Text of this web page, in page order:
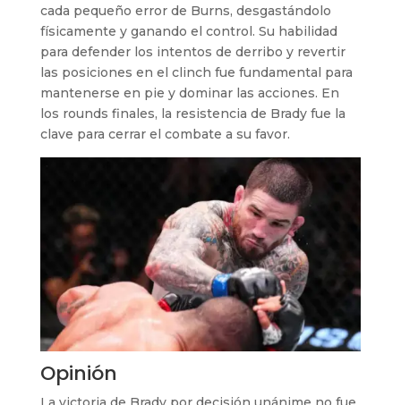
cada pequeño error de Burns, desgastándolo
físicamente y ganando el control. Su habilidad
para defender los intentos de derribo y revertir
las posiciones en el clinch fue fundamental para
mantenerse en pie y dominar las acciones. En
los rounds finales, la resistencia de Brady fue la
clave para cerrar el combate a su favor.
Opinión